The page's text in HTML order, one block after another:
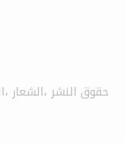
حقوق النشر ،الشعار